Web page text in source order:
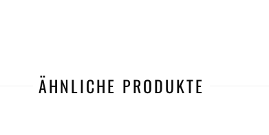
ÄHNLICHE PRODUKTE